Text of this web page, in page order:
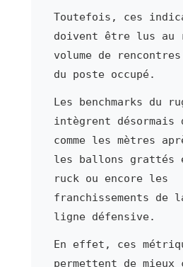
Toutefois, ces
doivent être lus au
volume de
du poste occupé.
Les benchmarks du
intègrent désormais
comme les mètres
les ballons grattés
ruck ou encore les
franchissements de
ligne défensive.
En effet, ces
permettent de mieux